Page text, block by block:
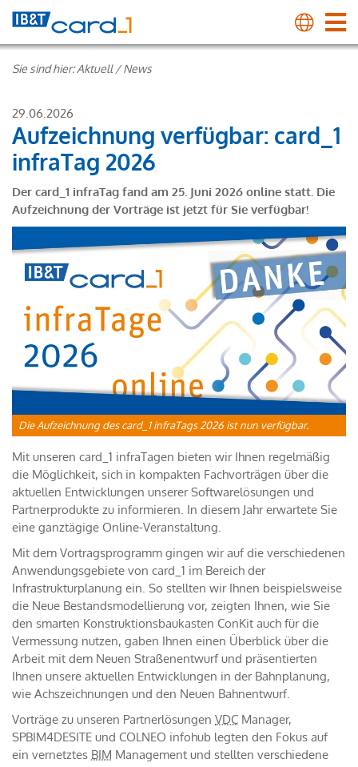
Sie sind hier:Aktuell/News
29.06.2026
Aufzeichnung verfügbar: card_1
infraTag 2026
Der card_1 infraTag fand am 25. Juni 2026 online statt. Die
Aufzeichnung der Vorträge ist jetzt für Sie verfügbar!
Die Aufzeichnung des card_1 infraTags 2026 ist nun verfügbar.
Mit unseren card_1 infraTagen bieten wir Ihnen regelmäßig
die Möglichkeit, sich in kompakten Fachvorträgen über die
aktuellen Entwicklungen unserer Softwarelösungen und
Partnerprodukte zu informieren. In diesem Jahr erwartete Sie
eine ganztägige Online-Veranstaltung.
Mit dem Vortragsprogramm gingen wir auf die verschiedenen
Anwendungsgebiete von card_1 im Bereich der
Infrastrukturplanung ein. So stellten wir Ihnen beispielsweise
die Neue Bestandsmodellierung vor, zeigten Ihnen, wie Sie
den smarten Konstruktionsbaukasten ConKit auch für die
Vermessung nutzen, gaben Ihnen einen Überblick über die
Arbeit mit dem Neuen Straßenentwurf und präsentierten
Ihnen unsere aktuellen Entwicklungen in der Bahnplanung,
wie Achszeichnungen und den Neuen Bahnentwurf.
Vorträge zu unseren Partnerlösungen VDC Manager,
SPBIM4DESITE und COLNEO infohub legten den Fokus auf
ein vernetztes BIM Management und stellten verschiedene